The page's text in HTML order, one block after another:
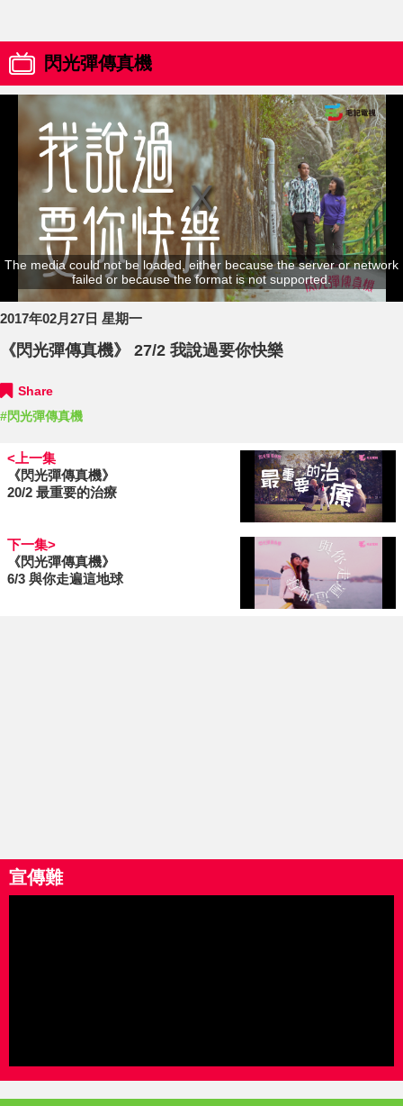
閃光彈傳真機
The media could not be loaded, either because the server or network
failed or because the format is not supported.
2017年02月27日 星期一
《閃光彈傳真機》 27/2 我說過要你快樂
Share
#閃光彈傳真機
<上一集
《閃光彈傳真機》
20/2 最重要的治療
下一集>
《閃光彈傳真機》
6/3 與你走遍這地球
宣傳難